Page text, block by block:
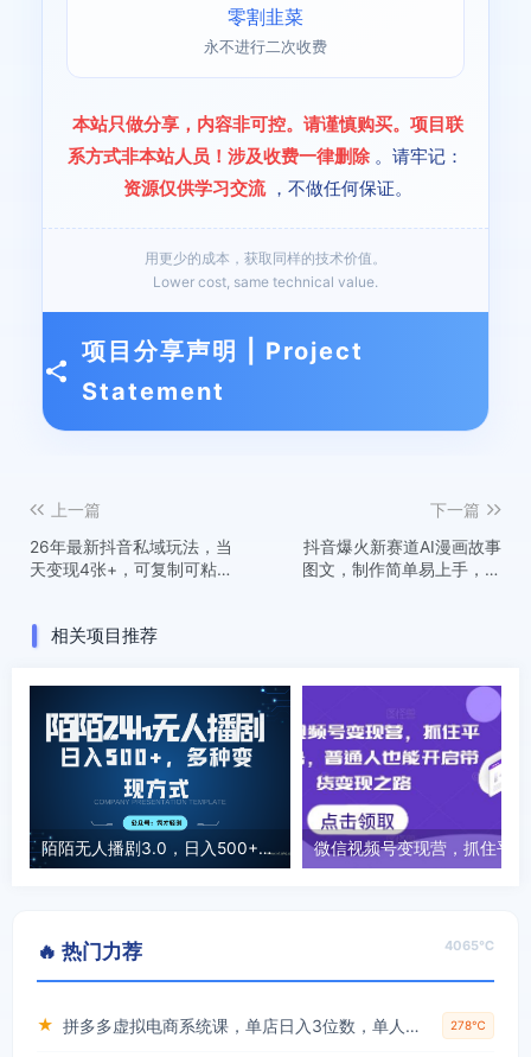
零割韭菜
永不进行二次收费
本站只做分享，内容非可控。请谨慎购买。项目联
系方式非本站人员！涉及收费一律删除 。请牢记：
资源仅供学习交流 ，不做任何保证。
用更少的成本，获取同样的技术价值。
Lower cost, same technical value.
项目分享声明 | Project
Statement
上一篇
26年最新抖音私域玩法，当
天变现4张+，可复制可粘
下一篇
抖音爆火新赛道AI漫画故事
图文，制作简单易上手，四
相关项目推荐
陌陌无人播剧3.0，日入500+，多种变现方式
🔥 热门力荐 4065℃
★ 拼多多虚拟电商系统课，单店日入3位数，单人可管理3-8家店【附货源】 278℃